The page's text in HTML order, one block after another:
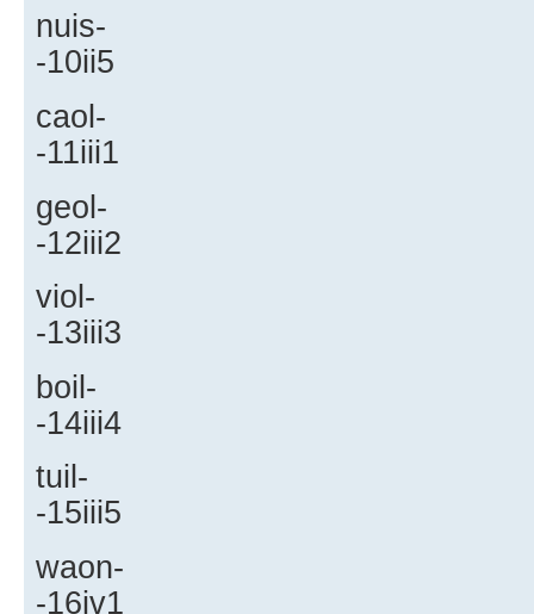
nuis-
-10ii5
caol-
-11iii1
geol-
-12iii2
viol-
-13iii3
boil-
-14iii4
tuil-
-15iii5
waon-
-16iv1